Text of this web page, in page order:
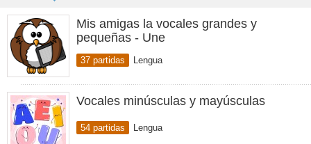
Mis amigas la vocales grandes y
pequeñas - Une
37 partidas Lengua
Vocales minúsculas y mayúsculas
54 partidas Lengua